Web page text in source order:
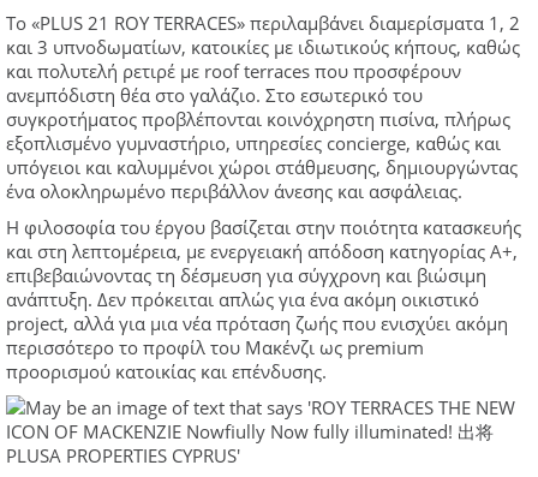
Το «PLUS 21 ROY TERRACES» περιλαμβάνει διαμερίσματα 1, 2
και 3 υπνοδωματίων, κατοικίες με ιδιωτικούς κήπους, καθώς
και πολυτελή ρετιρέ με roof terraces που προσφέρουν
ανεμπόδιστη θέα στο γαλάζιο. Στο εσωτερικό του
συγκροτήματος προβλέπονται κοινόχρηστη πισίνα, πλήρως
εξοπλισμένο γυμναστήριο, υπηρεσίες concierge, καθώς και
υπόγειοι και καλυμμένοι χώροι στάθμευσης, δημιουργώντας
ένα ολοκληρωμένο περιβάλλον άνεσης και ασφάλειας.
Η φιλοσοφία του έργου βασίζεται στην ποιότητα κατασκευής
και στη λεπτομέρεια, με ενεργειακή απόδοση κατηγορίας Α+,
επιβεβαιώνοντας τη δέσμευση για σύγχρονη και βιώσιμη
ανάπτυξη. Δεν πρόκειται απλώς για ένα ακόμη οικιστικό
project, αλλά για μια νέα πρόταση ζωής που ενισχύει ακόμη
περισσότερο το προφίλ του Μακένζι ως premium
προορισμού κατοικίας και επένδυσης.